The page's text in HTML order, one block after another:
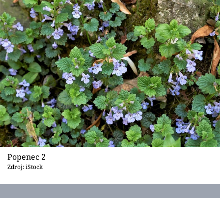
Přihlášení
Sledujte nás
Popenec 2
Zdroj: iStock